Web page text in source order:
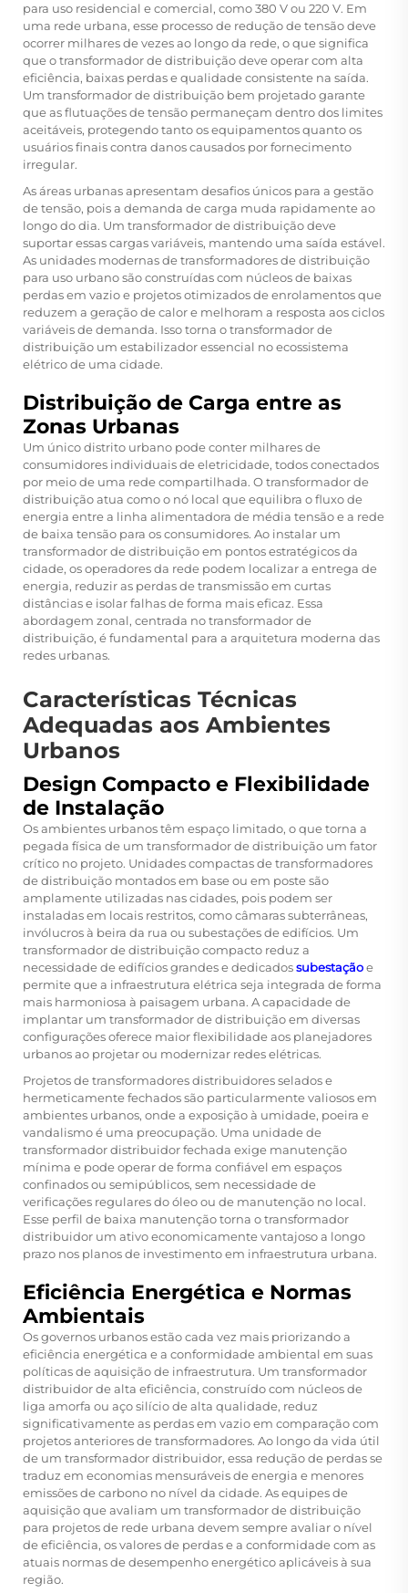
para uso residencial e comercial, como 380 V ou 220 V. Em
uma rede urbana, esse processo de redução de tensão deve
ocorrer milhares de vezes ao longo da rede, o que significa
que o transformador de distribuição deve operar com alta
eficiência, baixas perdas e qualidade consistente na saída.
Um transformador de distribuição bem projetado garante
que as flutuações de tensão permaneçam dentro dos limites
aceitáveis, protegendo tanto os equipamentos quanto os
usuários finais contra danos causados por fornecimento
irregular.
As áreas urbanas apresentam desafios únicos para a gestão
de tensão, pois a demanda de carga muda rapidamente ao
longo do dia. Um transformador de distribuição deve
suportar essas cargas variáveis, mantendo uma saída estável.
As unidades modernas de transformadores de distribuição
para uso urbano são construídas com núcleos de baixas
perdas em vazio e projetos otimizados de enrolamentos que
reduzem a geração de calor e melhoram a resposta aos ciclos
variáveis de demanda. Isso torna o transformador de
distribuição um estabilizador essencial no ecossistema
elétrico de uma cidade.
Distribuição de Carga entre as
Zonas Urbanas
Um único distrito urbano pode conter milhares de
consumidores individuais de eletricidade, todos conectados
por meio de uma rede compartilhada. O transformador de
distribuição atua como o nó local que equilibra o fluxo de
energia entre a linha alimentadora de média tensão e a rede
de baixa tensão para os consumidores. Ao instalar um
transformador de distribuição em pontos estratégicos da
cidade, os operadores da rede podem localizar a entrega de
energia, reduzir as perdas de transmissão em curtas
distâncias e isolar falhas de forma mais eficaz. Essa
abordagem zonal, centrada no transformador de
distribuição, é fundamental para a arquitetura moderna das
redes urbanas.
Características Técnicas
Adequadas aos Ambientes
Urbanos
Design Compacto e Flexibilidade
de Instalação
Os ambientes urbanos têm espaço limitado, o que torna a
pegada física de um transformador de distribuição um fator
crítico no projeto. Unidades compactas de transformadores
de distribuição montados em base ou em poste são
amplamente utilizadas nas cidades, pois podem ser
instaladas em locais restritos, como câmaras subterrâneas,
invólucros à beira da rua ou subestações de edifícios. Um
transformador de distribuição compacto reduz a
necessidade de edifícios grandes e dedicadossubestaçãoe
permite que a infraestrutura elétrica seja integrada de forma
mais harmoniosa à paisagem urbana. A capacidade de
implantar um transformador de distribuição em diversas
configurações oferece maior flexibilidade aos planejadores
urbanos ao projetar ou modernizar redes elétricas.
Projetos de transformadores distribuidores selados e
hermeticamente fechados são particularmente valiosos em
ambientes urbanos, onde a exposição à umidade, poeira e
vandalismo é uma preocupação. Uma unidade de
transformador distribuidor fechada exige manutenção
mínima e pode operar de forma confiável em espaços
confinados ou semipúblicos, sem necessidade de
verificações regulares do óleo ou de manutenção no local.
Esse perfil de baixa manutenção torna o transformador
distribuidor um ativo economicamente vantajoso a longo
prazo nos planos de investimento em infraestrutura urbana.
Eficiência Energética e Normas
Ambientais
Os governos urbanos estão cada vez mais priorizando a
eficiência energética e a conformidade ambiental em suas
políticas de aquisição de infraestrutura. Um transformador
distribuidor de alta eficiência, construído com núcleos de
liga amorfa ou aço silício de alta qualidade, reduz
significativamente as perdas em vazio em comparação com
projetos anteriores de transformadores. Ao longo da vida útil
de um transformador distribuidor, essa redução de perdas se
traduz em economias mensuráveis de energia e menores
emissões de carbono no nível da cidade. As equipes de
aquisição que avaliam um transformador de distribuição
para projetos de rede urbana devem sempre avaliar o nível
de eficiência, os valores de perdas e a conformidade com as
atuais normas de desempenho energético aplicáveis à sua
região.